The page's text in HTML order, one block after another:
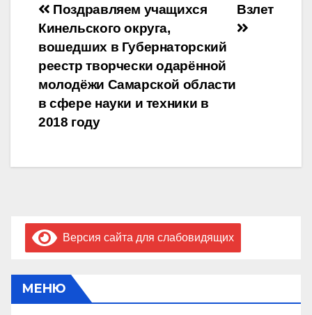
Навигация
по
записям
Взлет
Поздравляем учащихся
Кинельского округа,
вошедших в Губернаторский
реестр творчески одарённой
молодёжи Самарской области
в сфере науки и техники в
2018 году
Версия сайта для слабовидящих
МЕНЮ